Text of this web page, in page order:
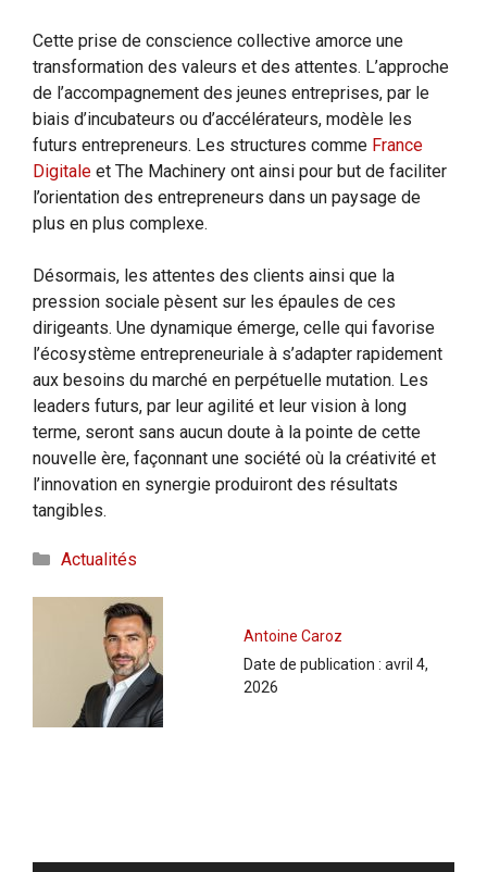
Cette prise de conscience collective amorce une
transformation des valeurs et des attentes. L’approche
de l’accompagnement des jeunes entreprises, par le
biais d’incubateurs ou d’accélérateurs, modèle les
futurs entrepreneurs. Les structures comme France
Digitale et The Machinery ont ainsi pour but de faciliter
l’orientation des entrepreneurs dans un paysage de
plus en plus complexe.
Désormais, les attentes des clients ainsi que la
pression sociale pèsent sur les épaules de ces
dirigeants. Une dynamique émerge, celle qui favorise
l’écosystème entrepreneuriale à s’adapter rapidement
aux besoins du marché en perpétuelle mutation. Les
leaders futurs, par leur agilité et leur vision à long
terme, seront sans aucun doute à la pointe de cette
nouvelle ère, façonnant une société où la créativité et
l’innovation en synergie produiront des résultats
tangibles.
Catégories
Actualités
Antoine Caroz
Date de publication : avril 4,
2026